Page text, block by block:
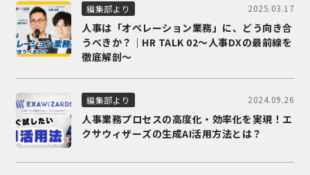
編集部より 2025.03.17
人事は「オペレーション業務」に、どう向き合
うべきか？｜HR TALK 02～人事DXの最前線を
徹底解剖～
編集部より 2024.09.26
人事業務プロセスの高度化・効率化を実現！エ
クサウィザーズの生成AI活用方法とは？